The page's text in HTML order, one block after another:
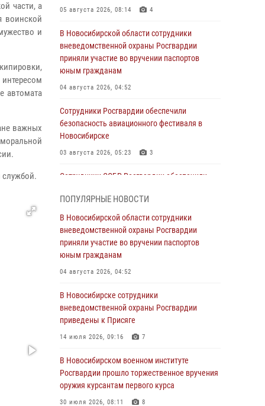
части, а
воинской
и
автомата
важных
службой.
05 августа 2026, 08:14 4
В Новосибирской области сотрудники
вневедомственной охраны Росгвардии
приняли участие во вручении паспортов
юным гражданам
04 августа 2026, 04:52
Сотрудники Росгвардии обеспечили
безопасность авиационного фестиваля в
Новосибирске
03 августа 2026, 05:23 3
Сотрудники СОБР Росгвардии обеспечили
обысков в рамках расследования серии
мошенничеств
31 июля 2026, 07:52
В Новосибирском военном институте
30 июля 2026, 08:11 8
При силовой поддержке бойцов ОМОН и
СОБР Росгвардии пресечена деятельность
сфере страхования
29 июля 2026, 05:19
В Новосибирске сотрудниками
ПОПУЛЯРНЫЕ НОВОСТИ
В Новосибирской области сотрудники
вневедомственной охраны Росгвардии
приняли участие во вручении паспортов
юным гражданам
04 августа 2026, 04:52
В Новосибирске сотрудники
вневедомственной охраны Росгвардии
приведены к Присяге
14 июля 2026, 09:16 7
В Новосибирском военном институте
Росгвардии прошло торжественное вручения
оружия курсантам первого курса
30 июля 2026, 08:11 8